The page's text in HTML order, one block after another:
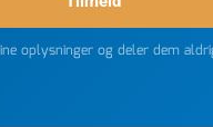
oplysninger og deler dem